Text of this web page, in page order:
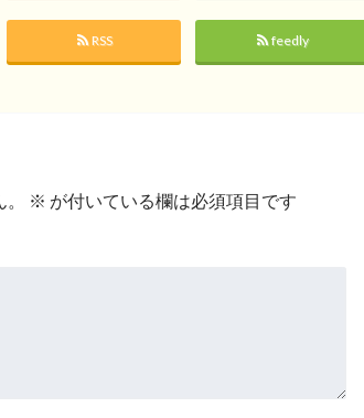
RSS feedly
※ が付いている欄は必須項目です